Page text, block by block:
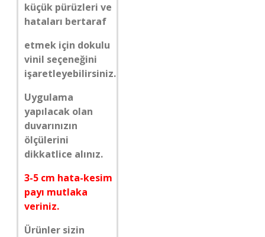
küçük pürüzleri ve
hataları bertaraf
etmek için dokulu
vinil seçeneğini
işaretleyebilirsiniz.
Uygulama
yapılacak olan
duvarınızın
ölçülerini
dikkatlice alınız.
3-5 cm hata-kesim
payı mutlaka
veriniz.
Ürünler sizin